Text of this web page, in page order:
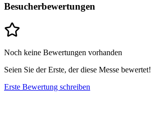
Besucherbewertungen
Noch keine Bewertungen vorhanden
Seien Sie der Erste, der diese Messe bewertet!
Erste Bewertung schreiben